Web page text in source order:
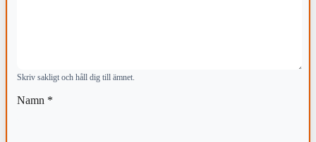
Skriv sakligt och håll dig till ämnet.
Namn *